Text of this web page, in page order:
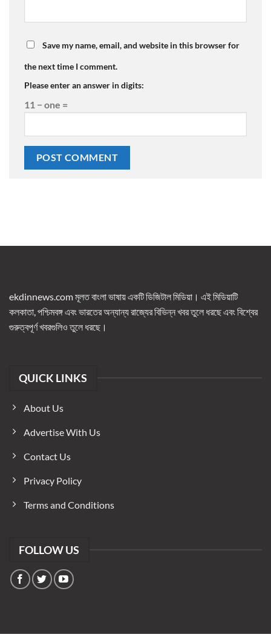
Save my name, email, and website in this browser for
the next time I comment.
Please enter an answer in digits:
11 − one =
ekdinnews.com মূলত বাংলা ভাষায় একটি ডিজিটাল মিডিয়া। এই মিডিয়াটি
কলকাতা, পশ্চিমবঙ্গ এবং ভারতের অন্যান্য রাজ্যের বিভিন্ন খবর তুলে ধরছে এবং বিশ্বের
গুরুত্বপূর্ণ খবরগুলিও তুলে ধরছে।
QUICK LINKS
About Us
Advertise With Us
Contact Us
Privacy Policy
Terms and Conditions
FOLLOW US